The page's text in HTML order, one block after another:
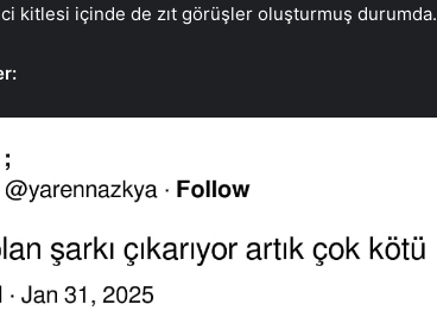
kitlesi içinde de zıt görüşler oluşturmuş durumda.